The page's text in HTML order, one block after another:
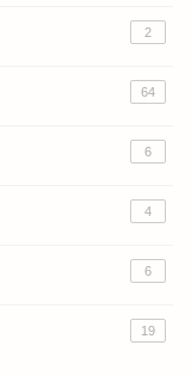
2
64
6
4
6
19